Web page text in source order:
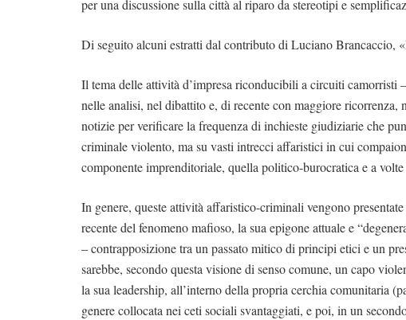
per una discussione sulla città al riparo da stereotipi e
Di seguito alcuni estratti dal contributo di Luciano Brancaccio,
Il tema delle attività d’impresa riconducibili a circuiti camorristi
nelle analisi, nel dibattito e, di recente con maggiore ricorrenza,
notizie per verificare la frequenza di inchieste giudiziarie che
criminale violento, ma su vasti intrecci affaristici in cui
componente imprenditoriale, quella politico-burocratica e a
In genere, queste attività affaristico-criminali vengono
recente del fenomeno mafioso, la sua epigone attuale e
– contrapposizione tra un passato mitico di principi etici e un
sarebbe, secondo questa visione di senso comune, un capo
la sua leadership, all’interno della propria cerchia comunitaria
genere collocata nei ceti sociali svantaggiati, e poi, in un